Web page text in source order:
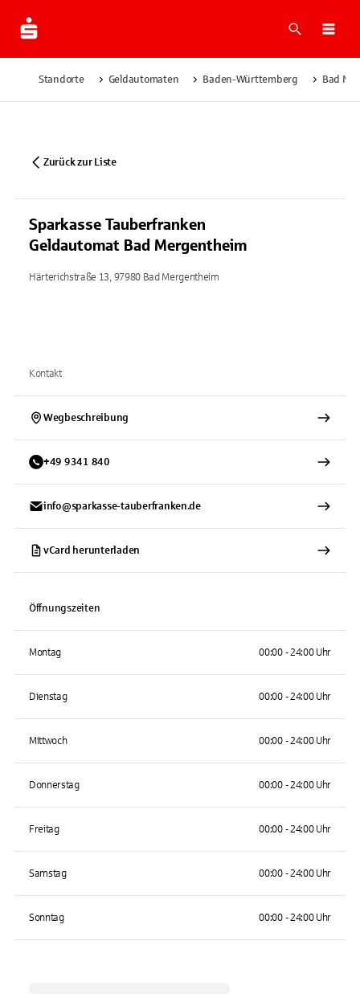
Suche
Standorte Geldautomaten Baden-Württemberg Bad
Zurück zur Liste
Sparkasse Tauberfranken
Geldautomat Bad Mergentheim
Härterichstraße 13, 97980 Bad Mergentheim
Kontakt
Wegbeschreibung
+49 9341 840
info@sparkasse-tauberfranken.de
vCard herunterladen
Öffnungszeiten
Montag 00:00 - 24:00 Uhr
Dienstag 00:00 - 24:00 Uhr
Mittwoch 00:00 - 24:00 Uhr
Donnerstag 00:00 - 24:00 Uhr
Freitag 00:00 - 24:00 Uhr
Samstag 00:00 - 24:00 Uhr
Sonntag 00:00 - 24:00 Uhr